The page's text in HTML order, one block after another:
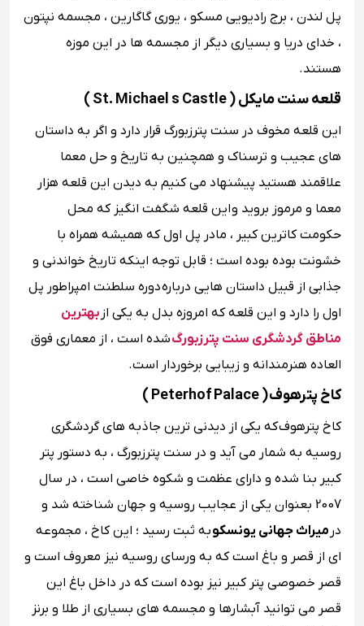
پل لندن ، برج رادیویی مسکو ، یوری گاگارین ، مجسمه نپتون
، خدای دریا و بسیاری دیگر از مجسمه ها در این موزه
هستند.
قلعه سنت مایکل ( St. Michael s Castle )
این قلعه مخوف در سنت پترزبورگ قرار دارد و اگر به داستان
های عجیب و ترسناک و همچنین به تاریخ و حل معما
علاقمند هستید پیشنهاد می کنیم به دیدن این قلعه هزار
معما و مرموز بروید و این قلعه شگفت انگیز که محل
حکومت کاترین کبیر ، مادر پل اول که همیشه همراه با
خشونت بوده بوده است ؛ قابل توجه اینکه تاریخ خواندنی و
جذابی از قبیل داستان هایی درباره دوره سلطنت امپراطور پل
اول را دارد و این قلعه که امروزه بدل به یکی از بهترین
مناطق گردشگری سنت پترزبورگشده است ، از معماری فوق
العاده هنرمندانه و زیبایی برخوردار است.
کاخ پترهوف ( Peterhof Palace )
کاخ پترهوف که یکی از دیدنی ترین جاذبه های گردشگری
روسیه به شمار می آید و در سنت پترزبورگ ، به دستور پتر
کبیر بنا شده و دارای عظمت و شکوه خاصی است ، در سال
2007 بعنوان یکی از عجایب روسیه و جهان شناخته شد و
در میراث جهانی یونسکوبه ثبت رسید ؛ این کاخ ، مجموعه
ای از قصر و باغ است که به ورسای روسیه نیز معروف است و
قصر خصوصی پتر کبیر نیز بوده است که در داخل باغ این
قصر می توانید آبشارها و مجسمه های بسیاری از طلا و برنز